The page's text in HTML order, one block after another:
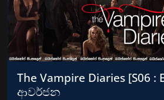
The Vampire Diaries [S06
ආවර්ජන